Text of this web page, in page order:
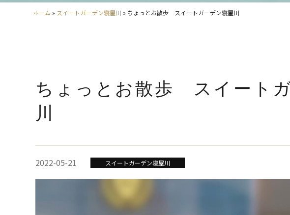
ホーム » スイートガーデン寝屋川 » ちょっとお散歩 スイートガーデン寝屋川
ちょっとお散歩 スイート
川
2022-05-21 スイートガーデン寝屋川